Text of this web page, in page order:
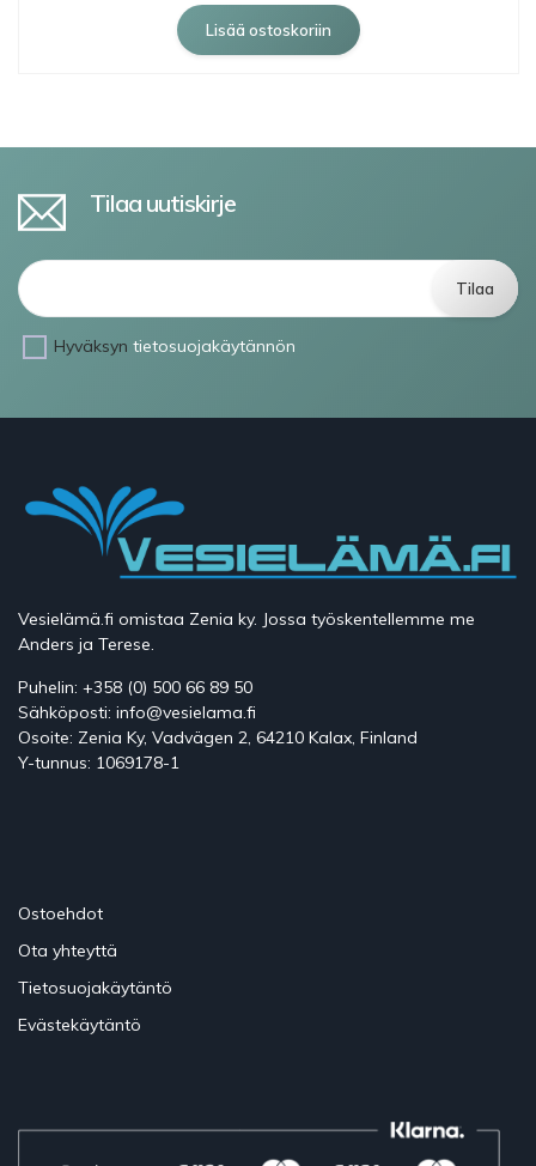
Tilaa uutiskirje
Hyväksyn tietosuojakäytännön
Vesielämä.fi omistaa Zenia ky. Jossa työskentellemme me
Anders ja Terese.
Puhelin: +358 (0) 500 66 89 50
Sähköposti: info@vesielama.fi
Osoite: Zenia Ky, Vadvägen 2, 64210 Kalax, Finland
Y-tunnus: 1069178-1
Ostoehdot
Ota yhteyttä
Tietosuojakäytäntö
Evästekäytäntö